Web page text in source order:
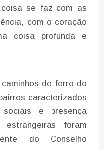
se faz com as
com o coração
coisa profunda e
de ferro do
caracterizados
e presença
foram
do Conselho